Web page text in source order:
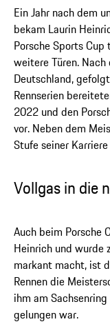
Ein Jahr nach dem
bekam Laurin
Porsche Sports
weitere Türen.
Deutschland,
Rennserien
2022 und den
vor. Neben dem
Stufe seiner
Vollgas in die
Auch beim Porsche
Heinrich und wurde
markant macht, ist
Rennen die
ihm am
gelungen war.